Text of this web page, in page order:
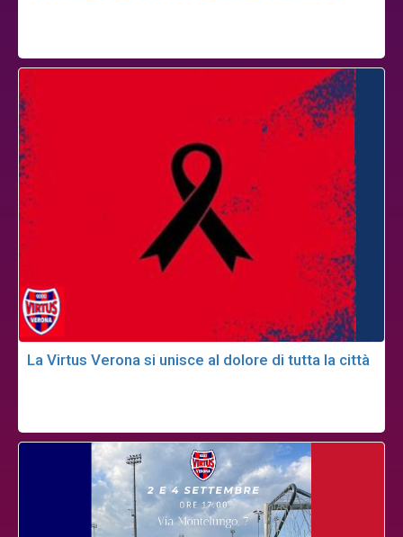
La Virtus Verona si unisce al dolore di tutta la città